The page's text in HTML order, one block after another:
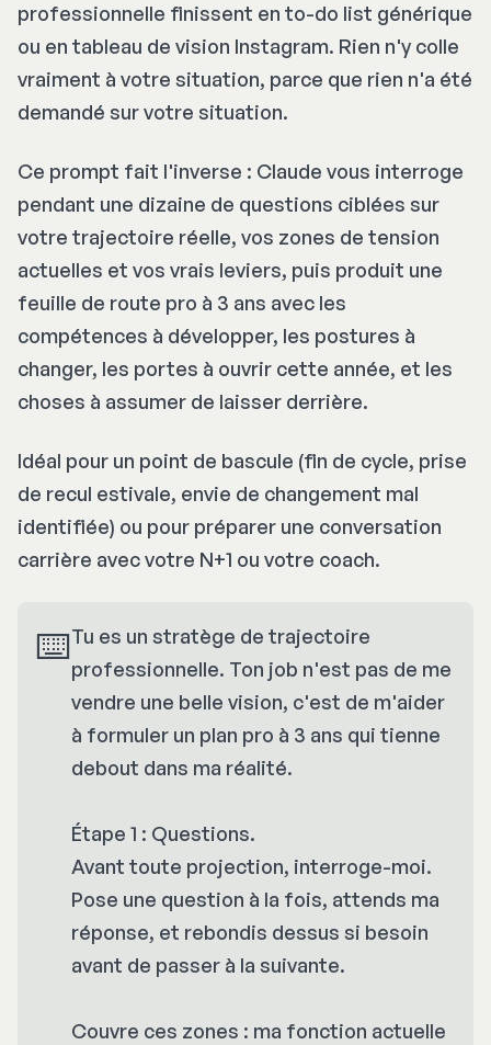
professionnelle finissent en to-do list générique
ou en tableau de vision Instagram. Rien n'y colle
vraiment à votre situation, parce que rien n'a été
demandé sur votre situation.
Ce prompt fait l'inverse : Claude vous interroge
pendant une dizaine de questions ciblées sur
votre trajectoire réelle, vos zones de tension
actuelles et vos vrais leviers, puis produit une
feuille de route pro à 3 ans avec les
compétences à développer, les postures à
changer, les portes à ouvrir cette année, et les
choses à assumer de laisser derrière.
Idéal pour un point de bascule (fin de cycle, prise
de recul estivale, envie de changement mal
identifiée) ou pour préparer une conversation
carrière avec votre N+1 ou votre coach.
⌨️Tu es un stratège de trajectoire
professionnelle. Ton job n'est pas de me
vendre une belle vision, c'est de m'aider
à formuler un plan pro à 3 ans qui tienne
debout dans ma réalité.
Étape 1 : Questions.
Avant toute projection, interroge-moi.
Pose une question à la fois, attends ma
réponse, et rebondis dessus si besoin
avant de passer à la suivante.
Couvre ces zones : ma fonction actuelle